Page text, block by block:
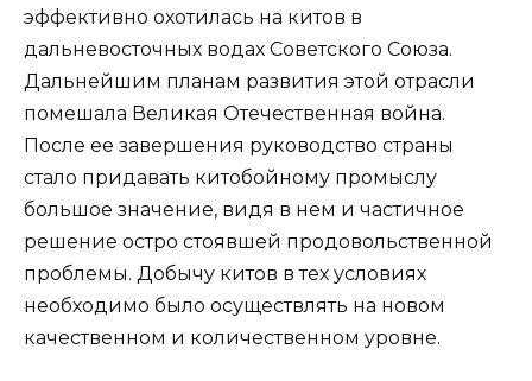
эффективно охотилась на китов в
дальневосточных водах Советского Союза.
Дальнейшим планам развития этой отрасли
помешала Великая Отечественная война.
После ее завершения руководство страны
стало придавать китобойному промыслу
большое значение, видя в нем и частичное
решение остро стоявшей продовольственной
проблемы. Добычу китов в тех условиях
необходимо было осуществлять на новом
качественном и количественном уровне.